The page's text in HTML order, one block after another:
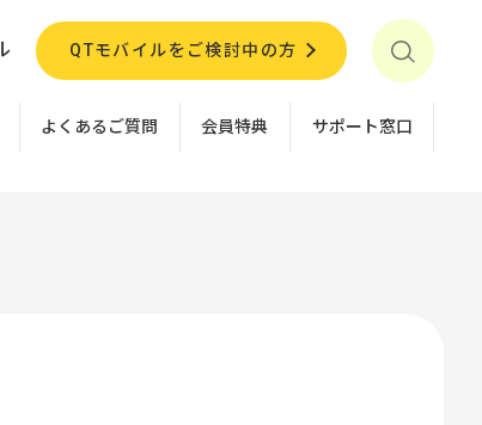
QTモバイルをご検討中の方
よくあるご質問 会員特典 サポート窓口